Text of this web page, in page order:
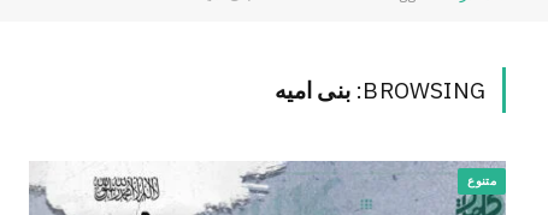
BROWSING: بنی امیه
متنوع